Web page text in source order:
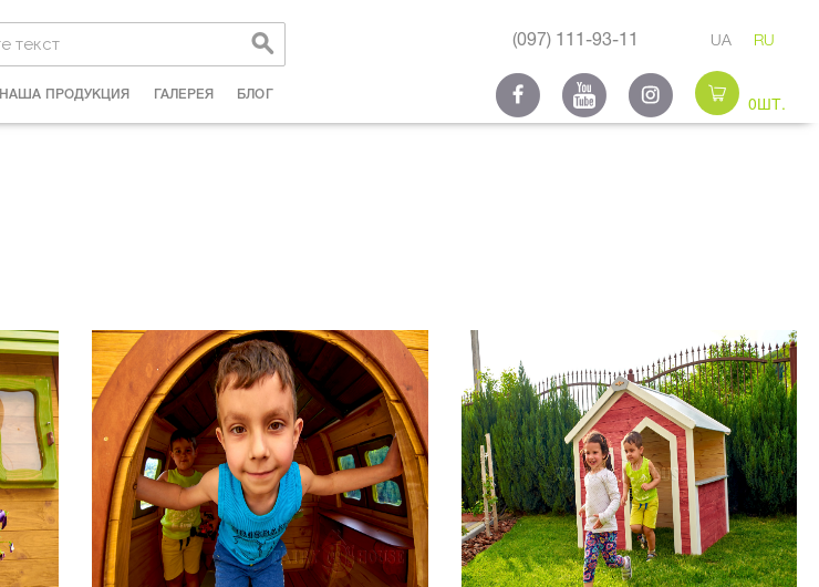
(097) 111-93-11 UA RU
НАША ПРОДУКЦИЯ ГАЛЕРЕЯ БЛОГ 0ШТ.